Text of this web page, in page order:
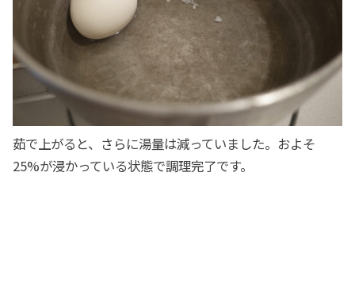
茹で上がると、さらに湯量は減っていました。およそ
25%が浸かっている状態で調理完了です。